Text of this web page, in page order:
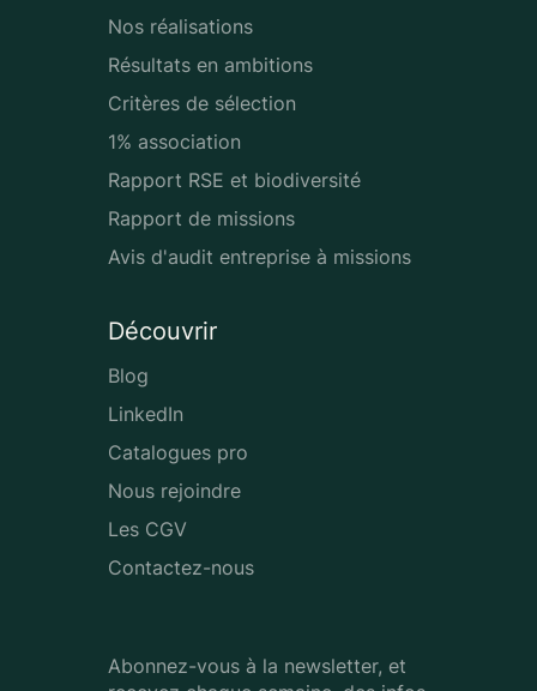
Nos réalisations
Résultats en ambitions
Critères de sélection
1% association
Rapport RSE et biodiversité
Rapport de missions
Avis d'audit entreprise à missions
Découvrir
Blog
LinkedIn
Catalogues pro
Nous rejoindre
Les CGV
Contactez-nous
Abonnez-vous à la newsletter, et